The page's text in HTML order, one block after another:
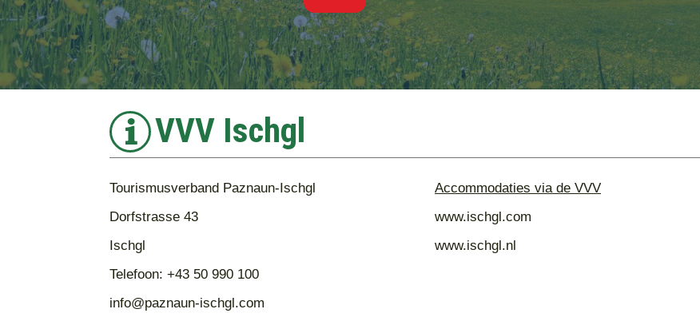
VVV Ischgl
Tourismusverband Paznaun-Ischgl
Dorfstrasse 43
Ischgl
Telefoon: +43 50 990 100
info@paznaun-ischgl.com
Accommodaties via de VVV
www.ischgl.com
www.ischgl.nl